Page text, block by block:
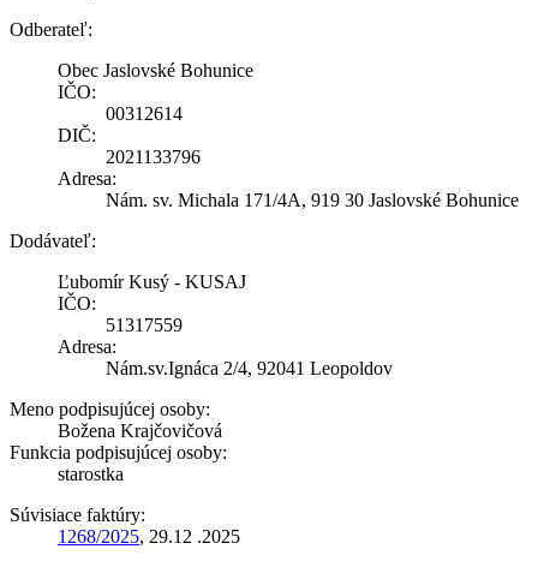
Odberateľ:
Obec Jaslovské Bohunice
IČO:
00312614
DIČ:
2021133796
Adresa:
Nám. sv. Michala 171/4A, 919 30 Jaslovské Bohunice
Dodávateľ:
Ľubomír Kusý - KUSAJ
IČO:
51317559
Adresa:
Nám.sv.Ignáca 2/4, 92041 Leopoldov
Meno podpisujúcej osoby:
Božena Krajčovičová
Funkcia podpisujúcej osoby:
starostka
Súvisiace faktúry:
1268/2025, 29.12 .2025